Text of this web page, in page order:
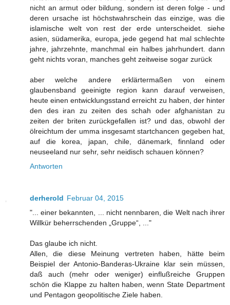
nicht an armut oder bildung, sondern ist deren folge - und
deren ursache ist höchstwahrschein das einzige, was die
islamische welt von rest der erde unterscheidet. siehe
asien, südamerika, europa, jede gegend hat mal schlechte
jahre, jahrzehnte, manchmal ein halbes jahrhundert. dann
geht nichts voran, manches geht zeitweise sogar zurück
aber welche andere erklärtermaßen von einem
glaubensband geeinigte region kann darauf verweisen,
heute einen entwicklungsstand erreicht zu haben, der hinter
den des iran zu zeiten des schah oder afghanistan zu
zeiten der briten zurückgefallen ist? und das, obwohl der
ölreichtum der umma insgesamt startchancen gegeben hat,
auf die korea, japan, chile, dänemark, finnland oder
neuseeland nur sehr, sehr neidisch schauen können?
Antworten
derherold Februar 04, 2015
"... einer bekannten, ... nicht nennbaren, die Welt nach ihrer
Willkür beherrschenden „Gruppe“, ..."
Das glaube ich nicht.
Allen, die diese Meinung vertreten haben, hätte beim
Beispiel der Antonio-Banderas-Ukraine klar sein müssen,
daß auch (mehr oder weniger) einflußreiche Gruppen
schön die Klappe zu halten haben, wenn State Department
und Pentagon geopolitische Ziele haben.